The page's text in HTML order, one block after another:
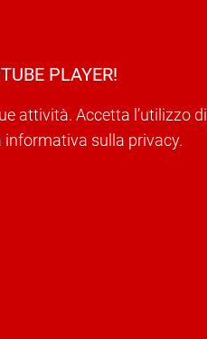
PLAYER!
attività. Accetta l’utilizzo di
sulla privacy.